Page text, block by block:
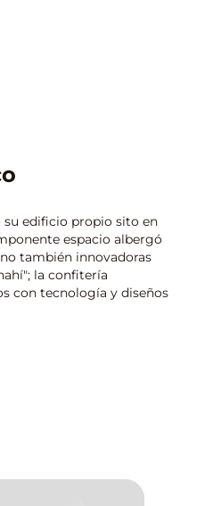
su edificio propio sito en
espacio albergó
también innovadoras
la confitería
con tecnología y diseños